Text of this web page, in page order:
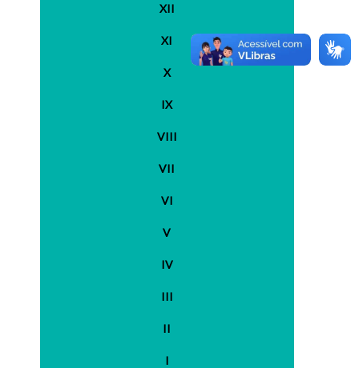
XII
XI
X
IX
VIII
VII
VI
V
IV
III
II
I